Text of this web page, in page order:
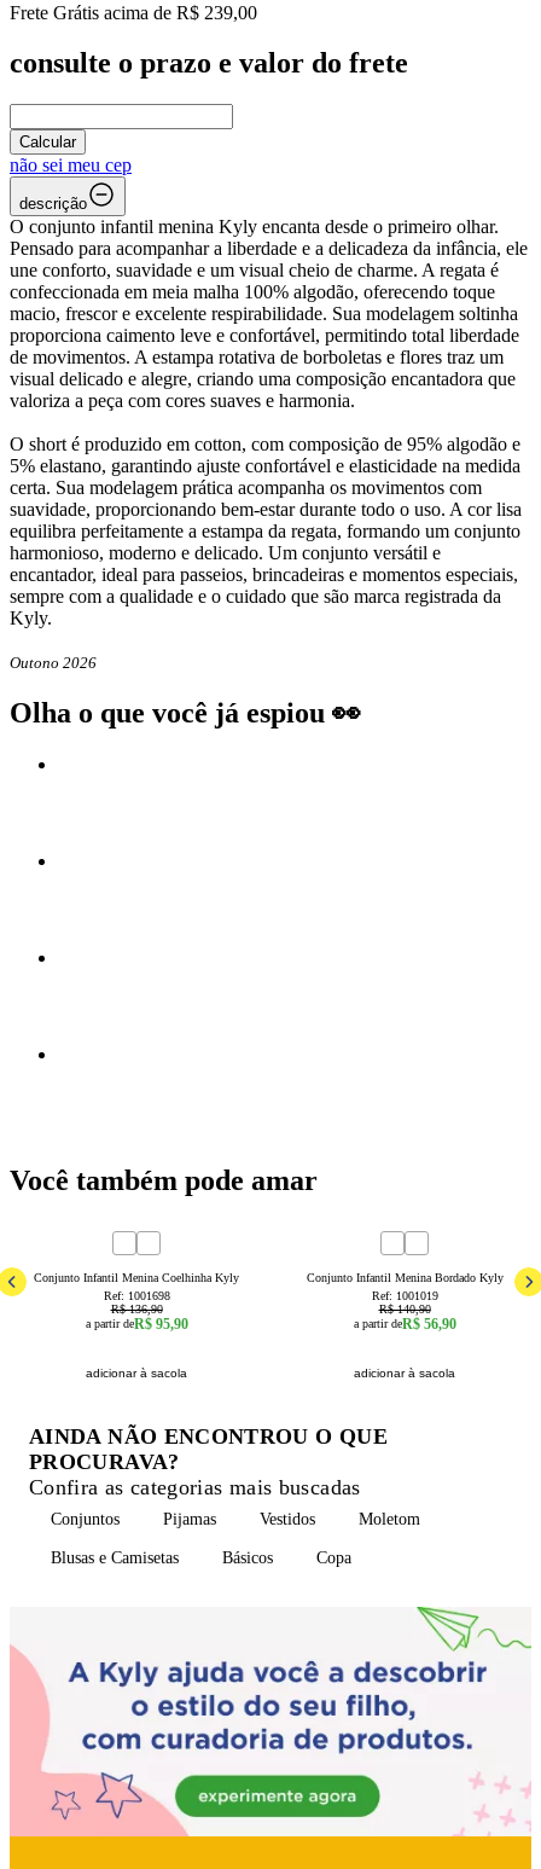
Frete Grátis acima de R$ 239,00
consulte o prazo e valor do frete
Calcular
não sei meu cep
descrição
O conjunto infantil menina Kyly encanta desde o primeiro olhar.
Pensado para acompanhar a liberdade e a delicadeza da infância, ele
une conforto, suavidade e um visual cheio de charme. A regata é
confeccionada em meia malha 100% algodão, oferecendo toque
macio, frescor e excelente respirabilidade. Sua modelagem soltinha
proporciona caimento leve e confortável, permitindo total liberdade
de movimentos. A estampa rotativa de borboletas e flores traz um
visual delicado e alegre, criando uma composição encantadora que
valoriza a peça com cores suaves e harmonia.
O short é produzido em cotton, com composição de 95% algodão e
5% elastano, garantindo ajuste confortável e elasticidade na medida
certa. Sua modelagem prática acompanha os movimentos com
suavidade, proporcionando bem-estar durante todo o uso. A cor lisa
equilibra perfeitamente a estampa da regata, formando um conjunto
harmonioso, moderno e delicado. Um conjunto versátil e
encantador, ideal para passeios, brincadeiras e momentos especiais,
sempre com a qualidade e o cuidado que são marca registrada da
Kyly.
Outono 2026
Olha o que você já espiou 👀
Você também pode amar
Conjunto Infantil Menina Coelhinha Kyly
Ref: 1001698
R$ 136,90
a partir deR$ 95,90
adicionar à sacola
Conjunto Infantil Menina Bordado Kyly
Ref: 1001019
R$ 140,90
a partir deR$ 56,90
adicionar à sacola
AINDA NÃO ENCONTROU O QUE
PROCURAVA?
Confira as categorias mais buscadas
Conjuntos Pijamas Vestidos Moletom
Blusas e Camisetas Básicos Copa